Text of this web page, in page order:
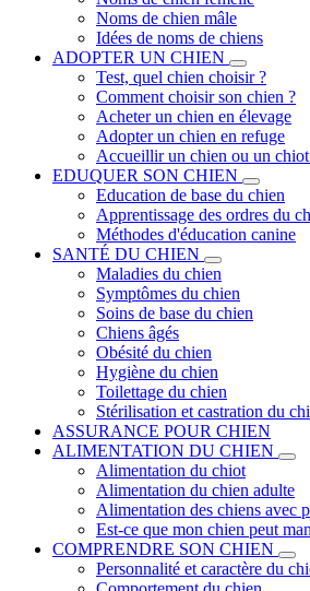
Noms de chien mâle
Idées de noms de chiens
ADOPTER UN CHIEN
Test, quel chien choisir ?
Comment choisir son chien ?
Acheter un chien en élevage
Adopter un chien en refuge
Accueillir un chien ou un chiot
EDUQUER SON CHIEN
Education de base du chien
Apprentissage des ordres du
Méthodes d'éducation canine
SANTÉ DU CHIEN
Maladies du chien
Symptômes du chien
Soins de base du chien
Chiens âgés
Obésité du chien
Hygiène du chien
Toilettage du chien
Stérilisation et castration du
ASSURANCE POUR CHIEN
ALIMENTATION DU CHIEN
Alimentation du chiot
Alimentation du chien adulte
Alimentation des chiens avec
Est-ce que mon chien peut
COMPRENDRE SON CHIEN
Personnalité et caractère du